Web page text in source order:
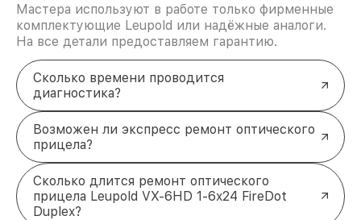
Мастера используют в работе только фирменные
комплектующие Leupold или надёжные аналоги.
На все детали предоставляем гарантию.
Сколько времени проводится
диагностика?
Возможен ли экспресс ремонт оптического
прицела?
Сколько длится ремонт оптического
прицела Leupold VX-6HD 1-6x24 FireDot
Duplex?